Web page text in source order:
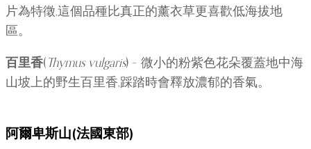
片為特徵,這個品種比真正的薰衣草更喜歡低海拔地
區。
百里香( Thymus vulgaris) – 微小的粉紫色花朵覆蓋地中海
山坡上的野生百里香,踩踏時會釋放濃郁的香氣。
阿爾卑斯山(法國東部)